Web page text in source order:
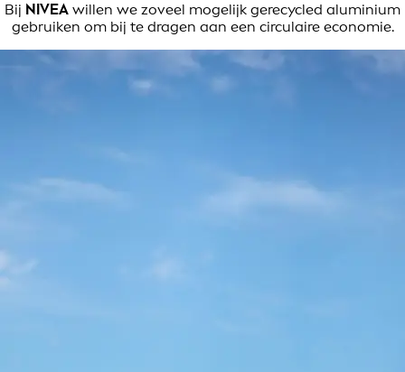
Bij NIVEA willen we zoveel mogelijk gerecycled aluminium
gebruiken om bij te dragen aan een circulaire economie.